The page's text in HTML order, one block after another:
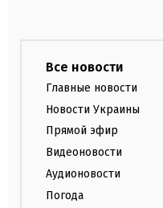
Все новости
Главные новости
Новости Украины
Прямой эфир
Видеоновости
Аудионовости
Погода